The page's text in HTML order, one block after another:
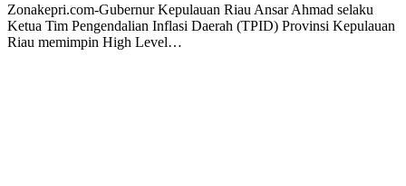
Zonakepri.com-Gubernur Kepulauan Riau Ansar Ahmad selaku
Ketua Tim Pengendalian Inflasi Daerah (TPID) Provinsi Kepulauan
Riau memimpin High Level…